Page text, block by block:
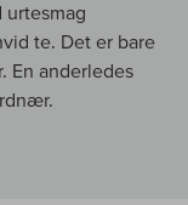
te. Det er bare
En anderledes